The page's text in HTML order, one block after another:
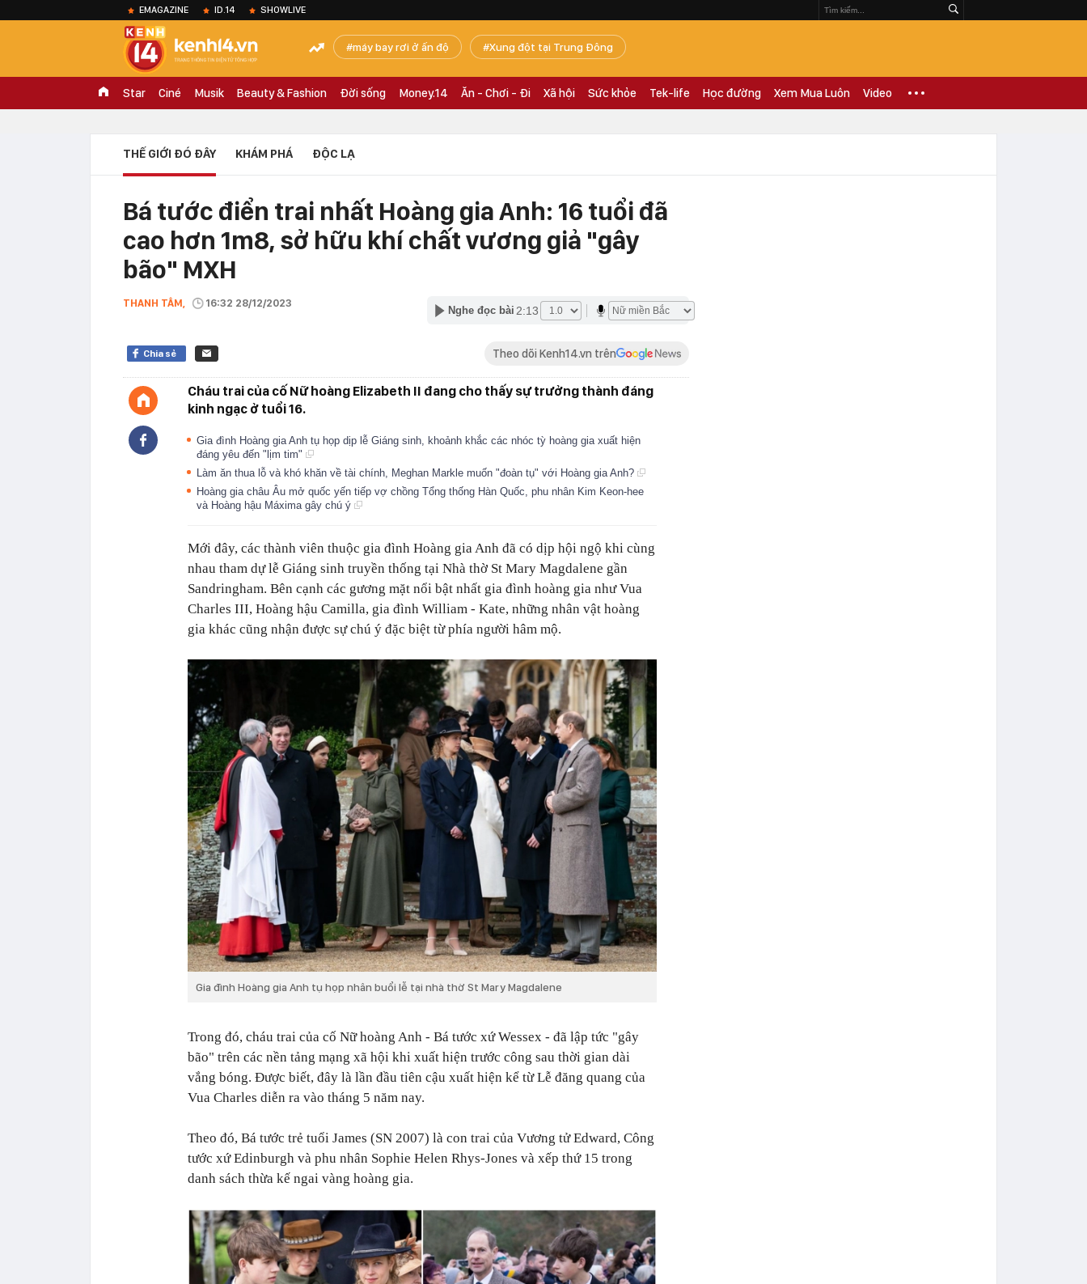
EMAGAZINE ID.14 SHOWLIVE
máy bay rơi ở ấn độ Xung đột tại Trung Đông
Star Ciné Musik Beauty & Fashion Đời sống Money.14 Ăn - Chơi - Đi Xã hội Sức khỏe Tek-life Học đường Xem Mua Luôn Video
THẾ GIỚI ĐÓ ĐÂY KHÁM PHÁ ĐỘC LẠ
Bá tước điển trai nhất Hoàng gia Anh: 16 tuổi đã
cao hơn 1m8, sở hữu khí chất vương giả "gây
bão" MXH
THANH TÂM, 16:32 28/12/2023
Nghe đọc bài 2:13
Chia sẻ Theo dõi Kenh14.vn trên
Cháu trai của cố Nữ hoàng Elizabeth II đang cho thấy sự trưởng thành đáng
kinh ngạc ở tuổi 16.
Gia đình Hoàng gia Anh tụ họp dịp lễ Giáng sinh, khoảnh khắc các nhóc tỳ hoàng gia xuất hiện
đáng yêu đến "lịm tim"
Làm ăn thua lỗ và khó khăn về tài chính, Meghan Markle muốn "đoàn tụ" với Hoàng gia Anh?
Hoàng gia châu Âu mở quốc yến tiếp vợ chồng Tổng thống Hàn Quốc, phu nhân Kim Keon-hee
và Hoàng hậu Máxima gây chú ý
Mới đây, các thành viên thuộc gia đình Hoàng gia Anh đã có dịp hội ngộ khi cùng
nhau tham dự lễ Giáng sinh truyền thống tại Nhà thờ St Mary Magdalene gần
Sandringham. Bên cạnh các gương mặt nổi bật nhất gia đình hoàng gia như Vua
Charles III, Hoàng hậu Camilla, gia đình William - Kate, những nhân vật hoàng
gia khác cũng nhận được sự chú ý đặc biệt từ phía người hâm mộ.
Gia đình Hoàng gia Anh tụ họp nhân buổi lễ tại nhà thờ St Mary Magdalene
Trong đó, cháu trai của cố Nữ hoàng Anh - Bá tước xứ Wessex - đã lập tức "gây
bão" trên các nền tảng mạng xã hội khi xuất hiện trước công sau thời gian dài
vắng bóng. Được biết, đây là lần đầu tiên cậu xuất hiện kể từ Lễ đăng quang của
Vua Charles diễn ra vào tháng 5 năm nay.
Theo đó, Bá tước trẻ tuổi James (SN 2007) là con trai của Vương tử Edward, Công
tước xứ Edinburgh và phu nhân Sophie Helen Rhys-Jones và xếp thứ 15 trong
danh sách thừa kế ngai vàng hoàng gia.